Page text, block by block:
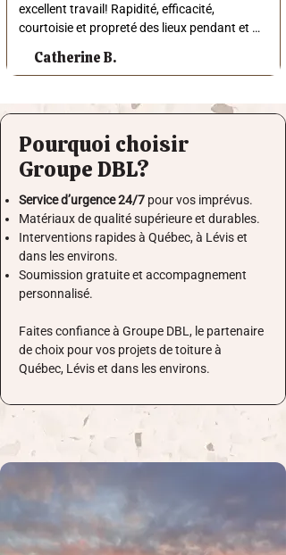
excellent travail! Rapidité, efficacité,
courtoisie et propreté des lieux pendant et
Catherine B.
Pourquoi choisir
Groupe DBL?
Service d’urgence 24/7 pour vos imprévus.
Matériaux de qualité supérieure et durables.
Interventions rapides à Québec, à Lévis et
dans les environs.
Soumission gratuite et accompagnement
personnalisé.
Faites confiance à Groupe DBL, le partenaire
de choix pour vos projets de toiture à
Québec, Lévis et dans les environs.